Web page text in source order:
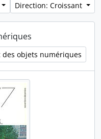
Direction: Croissant
objets numériques